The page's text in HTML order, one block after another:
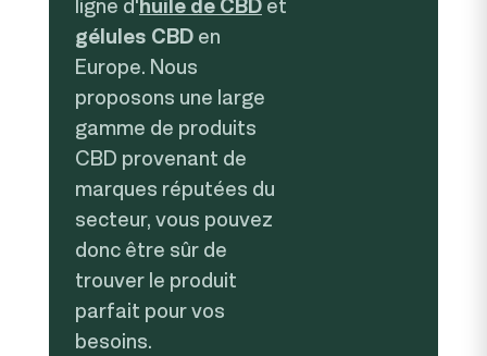
ligne d'huile de CBD et
gélules CBD en
Europe. Nous
proposons une large
gamme de produits
CBD provenant de
marques réputées du
secteur, vous pouvez
donc être sûr de
trouver le produit
parfait pour vos
besoins.